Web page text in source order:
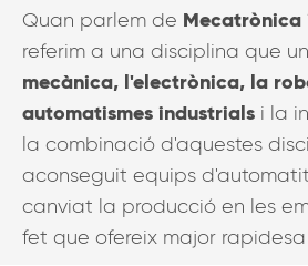
Quan parlem de Mecatrònica
referim a una disciplina que
mecànica, l'electrònica, la
automatismes industrials i la
la combinació d'aquestes
aconseguit equips
canviat la producció en les
fet que ofereix major rapidesa